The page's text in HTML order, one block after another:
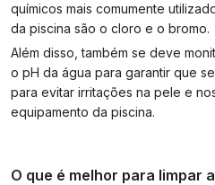
químicos mais comumente
da piscina são o cloro e o bromo.
Além disso, também se deve
o pH da água para garantir que
para evitar irritações na pele e
equipamento da piscina.
O que é melhor para limpar